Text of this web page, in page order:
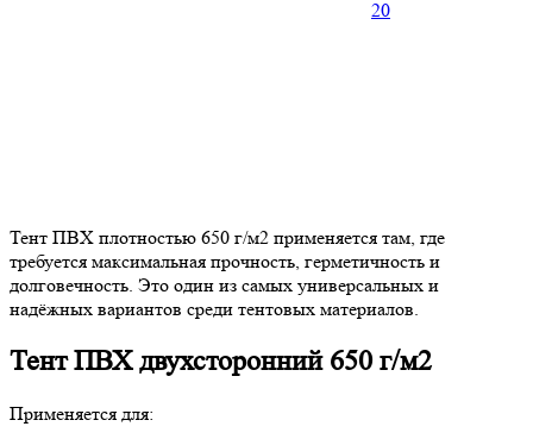
20
Тент ПВХ плотностью 650 г/м2 применяется там, где
требуется максимальная прочность, герметичность и
долговечность. Это один из самых универсальных и
надёжных вариантов среди тентовых материалов.
Тент ПВХ двухсторонний 650 г/м2
Применяется для: